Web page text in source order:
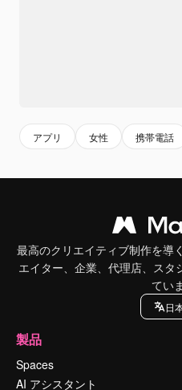
アプリ 女性 携帯電話
最高のクリエイティブ制作を導
エイター、企業、代理店、スタ
てい
日
製品
Spaces
AI アシスタント